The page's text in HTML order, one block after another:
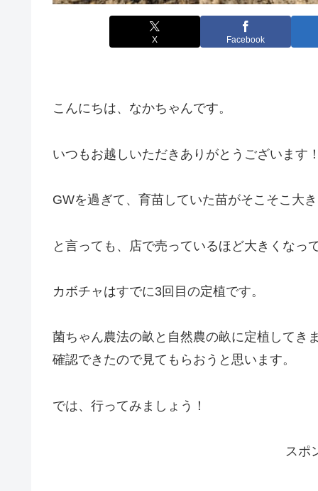
X Facebook
こんにちは、なかちゃんです。
いつもお越しいただきありがとうございます
GWを過ぎて、育苗していた苗がそこそこ大
と言っても、店で売っているほど大きくなっ
カボチャはすでに3回目の定植です。
菌ちゃん農法の畝と自然農の畝に定植してき
確認できたので見てもらおうと思います。
では、行ってみましょう！
スポ